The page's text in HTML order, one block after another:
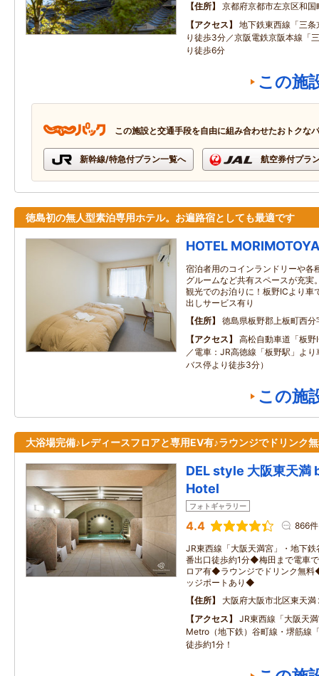
住所
京都府京都市左京区和国
アクセス
地下鉄東西線「三
り徒歩3分／京阪電鉄京阪本線「
り徒歩6分
この施
この施設と交通手段を自由に組み合わせたおトクな
新幹線/特急付プラン一覧へ 航空券付プラ
徳島初の無人型素泊専用ホテル。お遍路宿としても最適です
HOTEL
宿泊者用のコインランドリーや各
グルームなど共有スペースが充実
観光でのお泊りに！板野ICより車
出しサービス有り
住所
徳島県板野郡上板町西分
アクセス
高松自動車道「板
／電車：JR高徳線「板野駅」よ
バス停より徒歩3分）
この施
大浴場完備♪レディースフロアと専用EV有♪ラウンジでドリンク
DEL style 大阪東天満
Hotel
フォトギャラリー
4.4 866件
JR東西線「大阪天満宮」・地下
番出口徒歩約1分◆梅田まで電車
ロア有◆ラウンジでドリンク無
ッジポートあり◆
住所
大阪府大阪市北区東天満
アクセス
JR東西線「大阪天
Metro（地下鉄）谷町線・堺筋線
徒歩約1分！